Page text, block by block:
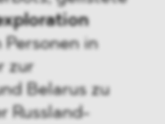
Personen in
zur
Belarus zu
Russland-